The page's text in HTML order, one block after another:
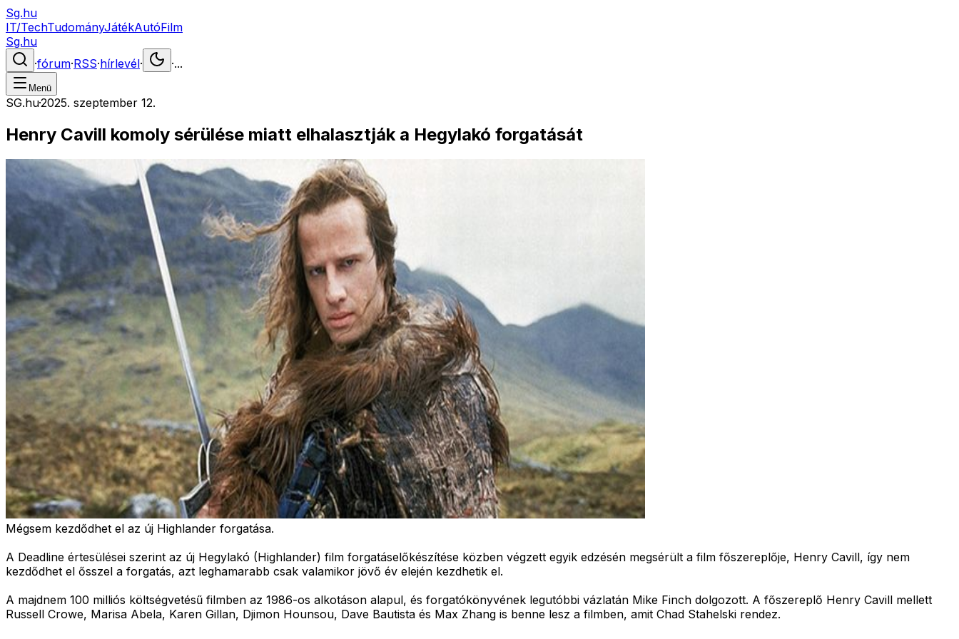
Sg.hu
IT/TechTudományJátékAutóFilm
Sg.hu
·fórum·RSS·hírlevél· ·...
Menü
SG.hu·2025. szeptember 12.
Henry Cavill komoly sérülése miatt elhalasztják a Hegylakó forgatását
Mégsem kezdődhet el az új Highlander forgatása.
A Deadline értesülései szerint az új Hegylakó (Highlander) film forgatáselőkészítése közben végzett egyik edzésén megsérült a film főszereplője, Henry Cavill, így nem
kezdődhet el ősszel a forgatás, azt leghamarabb csak valamikor jövő év elején kezdhetik el.
A majdnem 100 milliós költségvetésű filmben az 1986-os alkotáson alapul, és forgatókönyvének legutóbbi vázlatán Mike Finch dolgozott. A főszereplő Henry Cavill mellett
Russell Crowe, Marisa Abela, Karen Gillan, Djimon Hounsou, Dave Bautista és Max Zhang is benne lesz a filmben, amit Chad Stahelski rendez.